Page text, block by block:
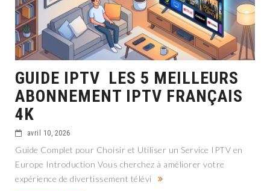
GUIDE IPTV LES 5 MEILLEURS
ABONNEMENT IPTV FRANÇAIS
4K
avril 10, 2026
Guide Complet pour Choisir et Utiliser un Service IPTV en
Europe Introduction Vous cherchez à améliorer votre
expérience de divertissement télévi